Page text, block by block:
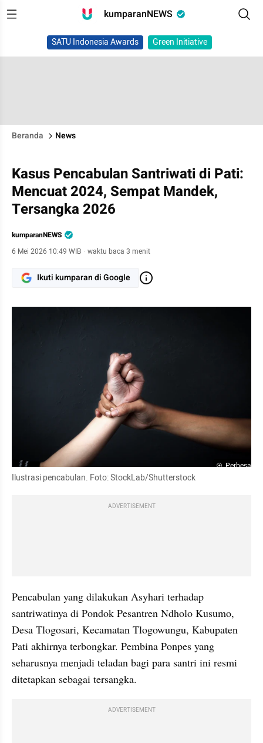
kumparanNEWS
SATU Indonesia Awards Green Initiative
Beranda News
Kasus Pencabulan Santriwati di Pati:
Mencuat 2024, Sempat Mandek,
Tersangka 2026
kumparanNEWS
6 Mei 2026 10:49 WIB · waktu baca 3 menit
Ikuti kumparan di Google
Perbesar
Ilustrasi pencabulan. Foto: StockLab/Shutterstock
ADVERTISEMENT
Pencabulan yang dilakukan Asyhari terhadap
santriwatinya di Pondok Pesantren Ndholo Kusumo,
Desa Tlogosari, Kecamatan Tlogowungu, Kabupaten
Pati akhirnya terbongkar. Pembina Ponpes yang
seharusnya menjadi teladan bagi para santri ini resmi
ditetapkan sebagai tersangka.
ADVERTISEMENT